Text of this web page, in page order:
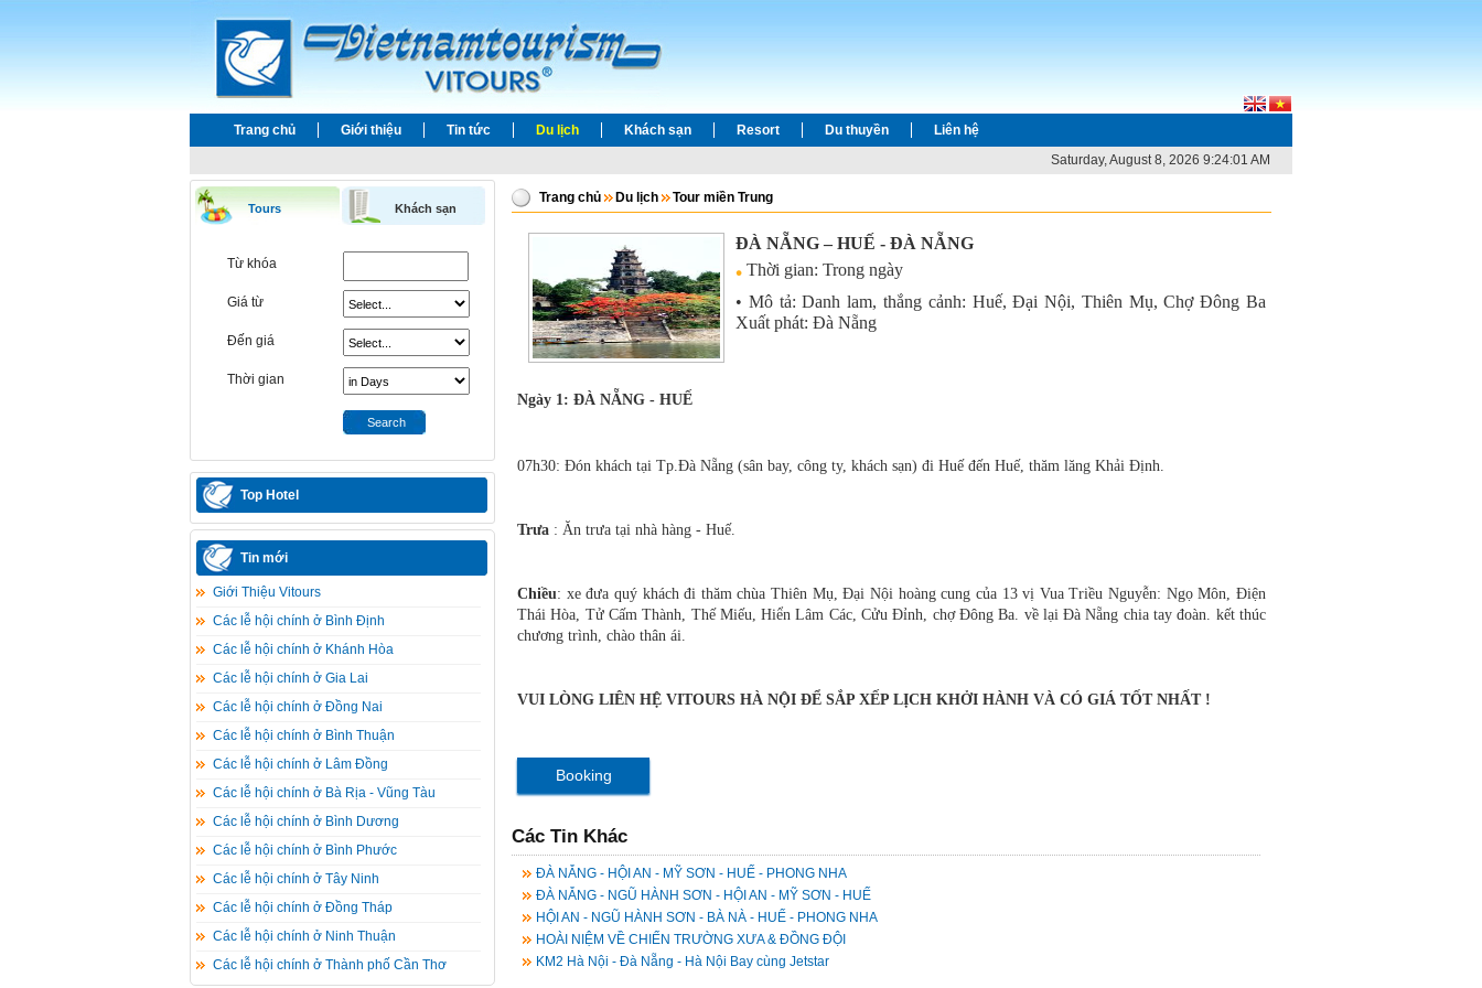
Trang chủ Giới thiệu Tin tức Du lịch Khách sạn Resort Du thuyền
Liên hệ
Saturday, August 8, 2026 9:24:01 AM
Tours Khách sạn
Từ khóa
Giá từ
Đến giá
Thời gian
Search
Top Hotel
Tin mới
Giới Thiệu Vitours
Các lễ hội chính ở Bình Định
Các lễ hội chính ở Khánh Hòa
Các lễ hội chính ở Gia Lai
Các lễ hội chính ở Đồng Nai
Các lễ hội chính ở Bình Thuận
Các lễ hội chính ở Lâm Ðồng
Các lễ hội chính ở Bà Rịa - Vũng Tàu
Các lễ hội chính ở Bình Dương
Các lễ hội chính ở Bình Phước
Các lễ hội chính ở Tây Ninh
Các lễ hội chính ở Đồng Tháp
Các lễ hội chính ở Ninh Thuận
Các lễ hội chính ở Thành phố Cần Thơ
Trang chủ Du lịch Tour miền Trung
ĐÀ NẴNG – HUẾ - ĐÀ NẴNG
Thời gian: Trong ngày
• Mô tả: Danh lam, thắng cảnh: Huế, Đại Nội, Thiên Mụ, Chợ Đông Ba
Xuất phát: Đà Nẵng
Ngày 1: ĐÀ NẴNG - HUẾ
07h30: Đón khách tại Tp.Đà Nẵng (sân bay, công ty, khách sạn) đi Huế đến Huế, thăm lăng Khải Định.
Trưa : Ăn trưa tại nhà hàng - Huế.
Chiều: xe đưa quý khách đi thăm chùa Thiên Mụ, Đại Nội hoàng cung của 13 vị Vua Triều Nguyễn: Ngọ Môn, Điện
Thái Hòa, Tử Cấm Thành, Thế Miếu, Hiển Lâm Các, Cửu Đỉnh, chợ Đông Ba. về lại Đà Nẵng chia tay đoàn. kết thúc
chương trình, chào thân ái.
VUI LÒNG LIÊN HỆ VITOURS HÀ NỘI ĐỂ SẮP XẾP LỊCH KHỞI HÀNH VÀ CÓ GIÁ TỐT NHẤT !
Booking
Các Tin Khác
ĐÀ NẴNG - HỘI AN - MỸ SƠN - HUẾ - PHONG NHA
ĐÀ NẴNG - NGŨ HÀNH SƠN - HỘI AN - MỸ SƠN - HUẾ
HỘI AN - NGŨ HÀNH SƠN - BÀ NÀ - HUẾ - PHONG NHA
HOÀI NIỆM VỀ CHIẾN TRƯỜNG XƯA & ĐỒNG ĐỘI
KM2 Hà Nội - Đà Nẵng - Hà Nội Bay cùng Jetstar